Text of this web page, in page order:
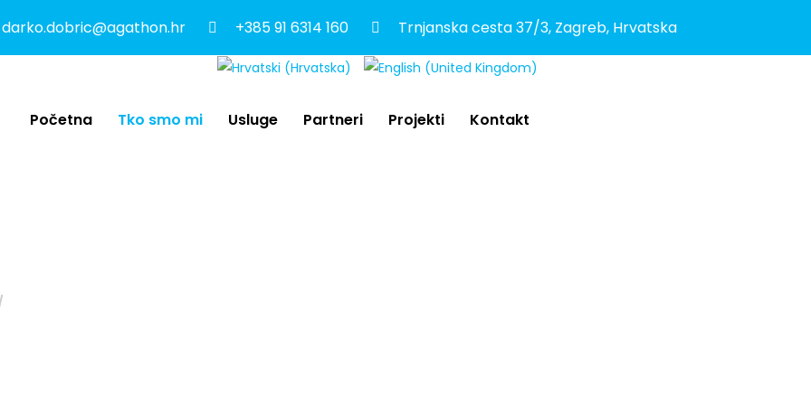
darko.dobric@agathon.hr +385 91 6314 160 Trnjanska cesta 37/3, Zagreb, Hrvatska
Početna Tko smo mi Usluge Partneri Projekti Kontakt